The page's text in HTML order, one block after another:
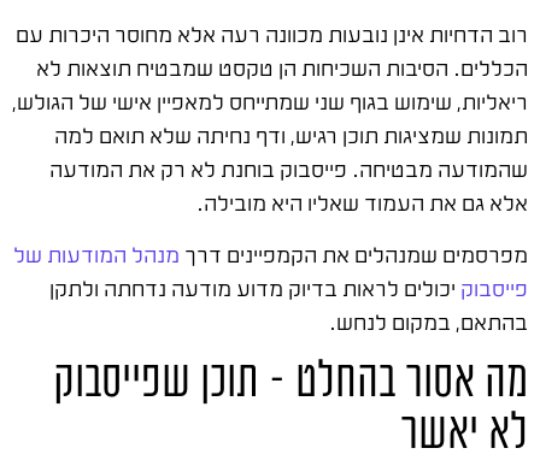
רוב הדחיות אינן נובעות מכוונה רעה אלא מחוסר היכרות עם
הכללים. הסיבות השכיחות הן טקסט שמבטיח תוצאות לא
ריאליות, שימוש בגוף שני שמתייחס למאפיין אישי של הגולש,
תמונות שמציגות תוכן רגיש, ודף נחיתה שלא תואם למה
שהמודעה מבטיחה. פייסבוק בוחנת לא רק את המודעה
אלא גם את העמוד שאליו היא מובילה.
מפרסמים שמנהלים את הקמפיינים דרך מנהל המודעות של
פייסבוק יכולים לראות בדיוק מדוע מודעה נדחתה ולתקן
בהתאם, במקום לנחש.
מה אסור בהחלט – תוכן שפייסבוק
לא יאשר